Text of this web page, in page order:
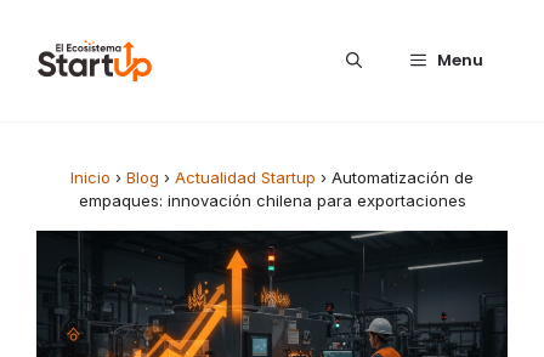
Menu
Inicio › Blog › Actualidad Startup › Automatización de
empaques: innovación chilena para exportaciones